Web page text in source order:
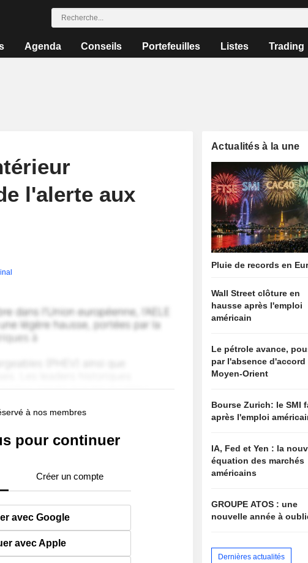
Agenda Conseils Portefeuilles Listes Trading
l'alerte aux
à nos membres
pour continuer
Créer un compte
avec Google
avec Apple
Actualités à la une
Pluie de records en
Wall Street clôture en
hausse après l'emploi
américain
Le pétrole avance,
par l'absence d'accord
Moyen-Orient
Bourse Zurich: le SMI
après l'emploi
IA, Fed et Yen : la
équation des marchés
américains
GROUPE ATOS : une
nouvelle année à
Dernières actualités